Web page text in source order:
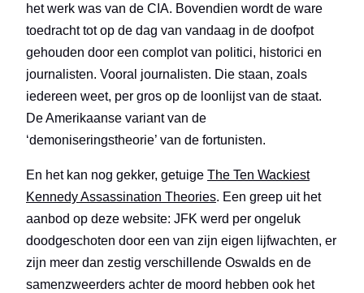
het werk was van de CIA. Bovendien wordt de ware
toedracht tot op de dag van vandaag in de doofpot
gehouden door een complot van politici, historici en
journalisten. Vooral journalisten. Die staan, zoals
iedereen weet, per gros op de loonlijst van de staat.
De Amerikaanse variant van de
‘demoniseringstheorie’ van de fortunisten.
En het kan nog gekker, getuige The Ten Wackiest
Kennedy Assassination Theories. Een greep uit het
aanbod op deze website: JFK werd per ongeluk
doodgeschoten door een van zijn eigen lijfwachten, er
zijn meer dan zestig verschillende Oswalds en de
samenzweerders achter de moord hebben ook het